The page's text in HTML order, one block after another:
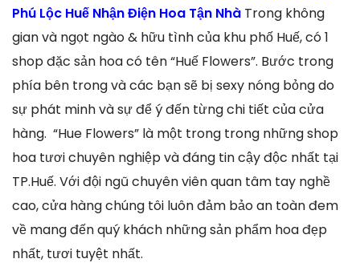
Phú Lộc Huế Nhận Điện Hoa Tận Nhà Trong không
gian và ngọt ngào & hữu tình của khu phố Huế, có 1
shop đặc sản hoa có tên “Huế Flowers”. Bước trong
phía bên trong và các bạn sẽ bị sexy nóng bỏng do
sự phát minh và sự để ý đến từng chi tiết của cửa
hàng. “Hue Flowers” là một trong trong những shop
hoa tươi chuyên nghiệp và đáng tin cậy độc nhất tại
TP.Huế. Với đội ngũ chuyên viên quan tâm tay nghề
cao, cửa hàng chúng tôi luôn đảm bảo an toàn đem
về mang đến quý khách những sản phẩm hoa đẹp
nhất, tươi tuyệt nhất.